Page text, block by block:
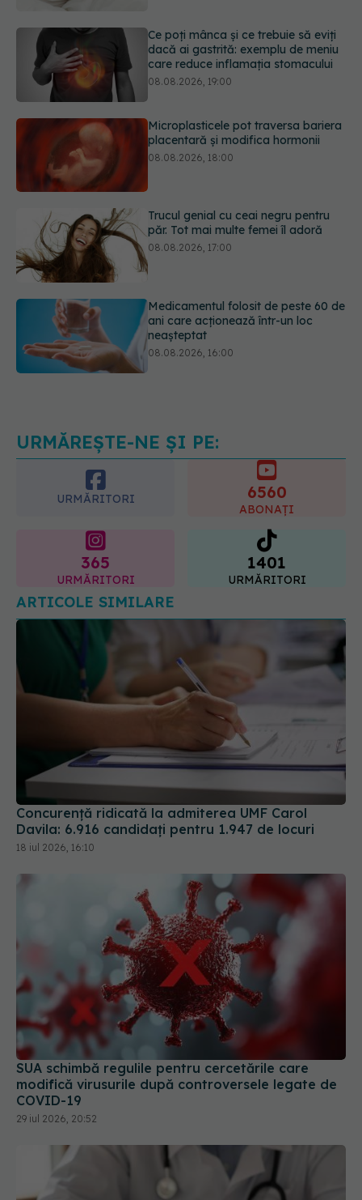
care reduce inflamația stomacului
08.08.2026, 19:00
08.08.2026, 18:00
08.08.2026, 17:00
neașteptat
08.08.2026, 16:00
URMĂREȘTE-NE ȘI PE:
URMĂRITORI 6560
ABONAȚI
365
URMĂRITORI
1401
URMĂRITORI
ARTICOLE SIMILARE
Concurență ridicată la admiterea UMF Carol
Davila: 6.916 candidați pentru 1.947 de locuri
18 iul 2026, 16:10
SUA schimbă regulile pentru cercetările care
modifică virusurile după controversele legate de
COVID-19
29 iul 2026, 20:52